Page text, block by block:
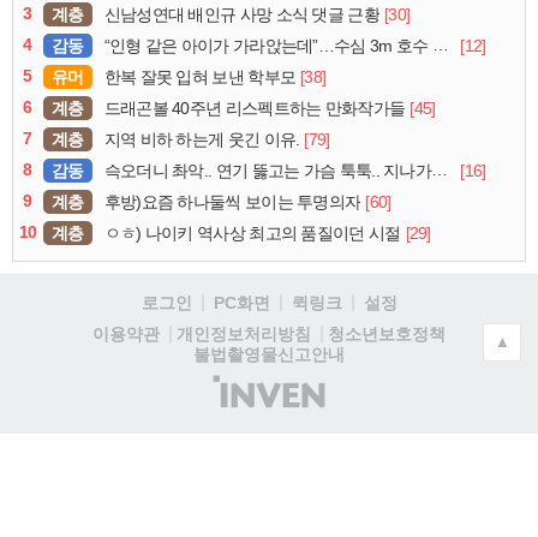
3
계층 신남성연대 배인규 사망 소식 댓글 근황 [30]
4
감동 “인형 같은 아이가 가라앉는데”…수심 3m 호수 뛰어든 60대 의인
[12]
5
유머 한복 잘못 입혀 보낸 학부모 [38]
6
계층 드래곤볼 40주년 리스펙트하는 만화작가들 [45]
7
계층 지역 비하 하는게 웃긴 이유. [79]
8
감동 슥오더니 촤악.. 연기 뚫고는 가슴 툭툭.. 지나가던 아재의 정체
[16]
9
계층 후방)요즘 하나둘씩 보이는 투명의자 [60]
10
계층 ㅇㅎ) 나이키 역사상 최고의 품질이던 시절 [29]
로그인 PC화면 퀵링크
설정
이용약관
개인정보처리방침
청소년보호정책
불법촬영물신고안내
(주)
인
▲